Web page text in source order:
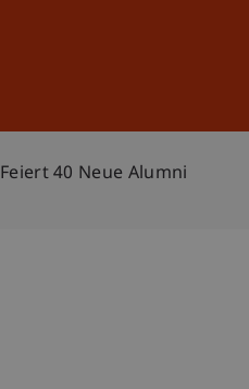
40 Neue Alumni